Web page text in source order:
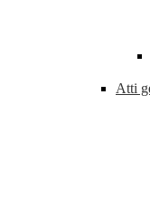
Atti